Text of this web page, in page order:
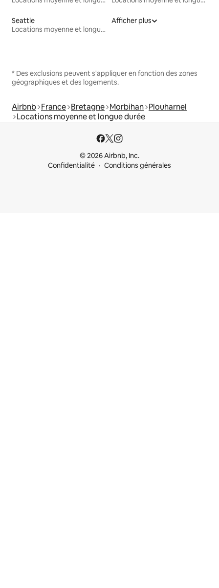
Seattle
Locations moyenne et longue durée
Afficher plus
* Des exclusions peuvent s'appliquer en fonction des zones
géographiques et des logements.
Airbnb France Bretagne Morbihan Plouharnel
Locations moyenne et longue durée
© 2026 Airbnb, Inc.
Confidentialité
Conditions générales